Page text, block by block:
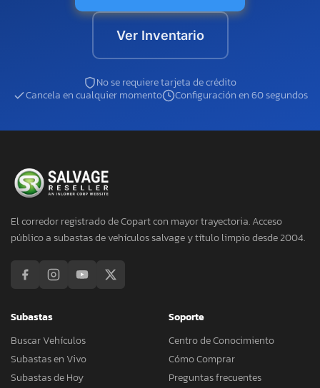
Ver Inventario
No se requiere tarjeta de crédito
Cancela en cualquier momento
Configuración en 60 segundos
El corredor registrado de Copart con mayor trayectoria. Acceso
público a subastas de vehículos salvage y título limpio desde 2004.
Subastas
Buscar Vehículos
Subastas en Vivo
Subastas de Hoy
Soporte
Centro de Conocimiento
Cómo Comprar
Preguntas frecuentes